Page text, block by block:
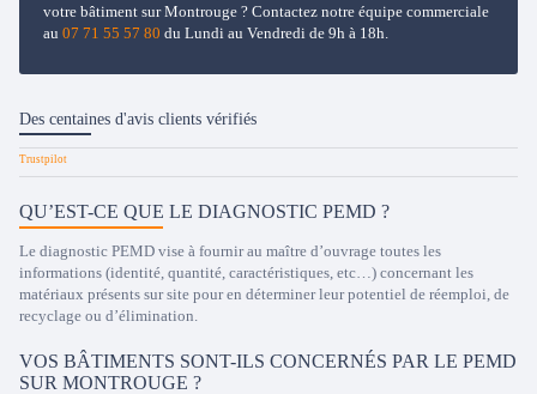
votre bâtiment sur Montrouge ? Contactez notre équipe commerciale
au 07 71 55 57 80 du Lundi au Vendredi de 9h à 18h.
Des centaines d'avis clients vérifiés
QU’EST-CE QUE LE DIAGNOSTIC PEMD ?
Le diagnostic PEMD vise à fournir au maître d’ouvrage toutes les
informations (identité, quantité, caractéristiques, etc…) concernant les
matériaux présents sur site pour en déterminer leur potentiel de réemploi, de
recyclage ou d’élimination.
VOS BÂTIMENTS SONT-ILS CONCERNÉS PAR LE PEMD
SUR MONTROUGE ?